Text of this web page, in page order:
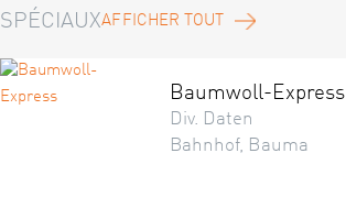
SPÉCIAUXAFFICHER TOUT
Baumwoll-Express
Div. Daten
Bahnhof, Bauma